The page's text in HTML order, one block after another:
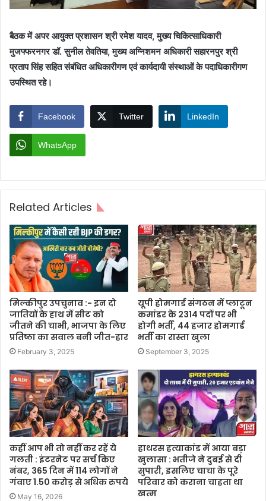
बैठक में अपर आयुक्त प्रशासन श्री रमेश यादव, मुख्य चिकित्साधिकारी
मुजफ्फरनगर डॉ. सुनील तेवतिया, मुख्य अग्निशमन अधिकारी सहारनपुर श्री
प्रताप सिंह सहित संबंधित अधिकारीगण एवं कार्यदायी संस्थाओं के पदाधिकारीगण
उपस्थित रहे।
Facebook Twitter LinkedIn
WhatsApp
Related Articles
मिल्कीपुर उपचुनाव :- इन दो
जातियों के हाथ में सीट को
जीतने की चाभी, भाजपा के लिए
प्रतिष्ठा का सवाल बनी जीत-हार
February 3, 2025
यूपी होमगार्ड संगठन में प्लाटून
कमांडर के 2314 पदों पर भी
होगी भर्ती, 44 हजार होमगार्ड
भर्ती का रास्ता खुला
September 3, 2025
कहीं आप भी तो नहीं कर रहें ये
गलती : इंटरनेट पर सर्च किए
नंबर, 365 दिन में 114 लोगों ने
गंवाए 1.50 करोड़ से अधिक रुपये
May 16, 2026
हाथरस हत्याकांड में आया बड़ा
खुलासा : भतीजे ने दुबई से दी
सुपारी, इसलिए चाचा के पूरे
परिवार को कराना चाहता था
खत्म